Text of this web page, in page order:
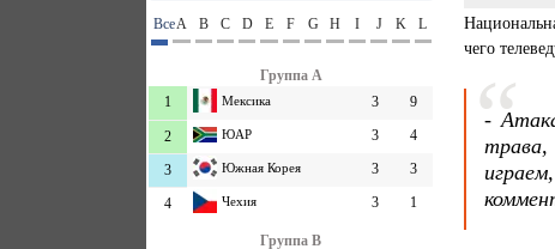
ВсеA B C D E F G H I J K L
Группа A
1
Мексика 3 9
2 ЮАР 3 4
3 Южная Корея 3 3
4 Чехия 3 1
Группа B
чего
-